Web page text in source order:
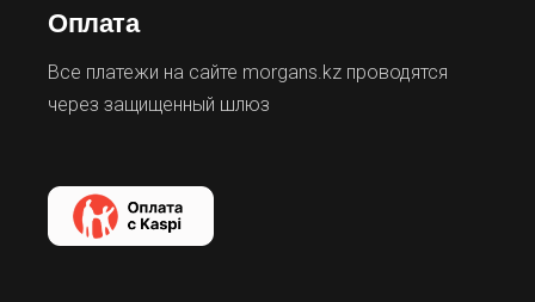
Оплата
Все платежи на сайте morgans.kz проводятся
через защищенный шлюз